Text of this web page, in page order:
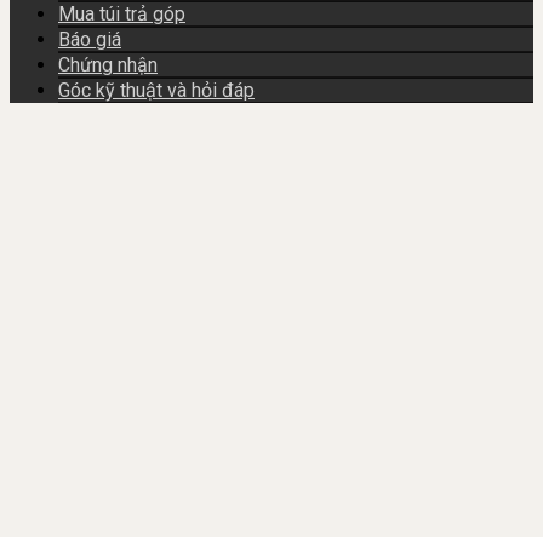
Mua túi trả góp
Báo giá
Chứng nhận
Góc kỹ thuật và hỏi đáp